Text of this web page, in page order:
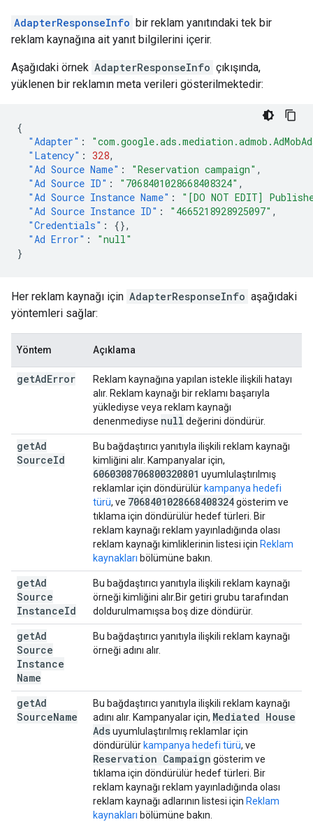
AdapterResponseInfo bir reklam yanıtındaki tek bir
reklam kaynağına ait yanıt bilgilerini içerir.
Aşağıdaki örnek AdapterResponseInfo çıkışında,
yüklenen bir reklamın meta verileri gösterilmektedir:
{
"Adapter" :
"Latency" : 328,
"Ad Source Name" : "Reservation campaign" ,
"Ad Source ID" : "7068401028668408324" ,
"Ad Source Instance Name" :
"[DO NOT EDIT]
"Ad Source Instance ID" : "4665218928925097" ,
"Credentials" :
{},
"Ad Error" :
"null"
}
Her reklam kaynağı için AdapterResponseInfo aşağıdaki
yöntemleri sağlar:
Yöntem Açıklama
getAdError
Reklam kaynağına yapılan istekle ilişkili hatayı
alır. Reklam kaynağı bir reklamı başarıyla
yüklediyse veya reklam kaynağı
denenmediyse null değerini döndürür.
getAd
SourceId
Bu bağdaştırıcı yanıtıyla ilişkili reklam kaynağı
kimliğini alır. Kampanyalar için,
6060308706800320801 uyumlulaştırılmış
reklamlar için döndürülür kampanya hedefi
türü, ve 7068401028668408324gösterim ve
tıklama için döndürülür hedef türleri. Bir
reklam kaynağı reklam yayınladığında olası
reklam kaynağı kimliklerinin listesi için Reklam
kaynakları bölümüne bakın.
getAd
Source
InstanceId
Bu bağdaştırıcı yanıtıyla ilişkili reklam kaynağı
örneği kimliğini alır.Bir getiri grubu tarafından
doldurulmamışsa boş dize döndürür.
getAd
Source
Instance
Name
Bu bağdaştırıcı yanıtıyla ilişkili reklam kaynağı
örneği adını alır.
getAd
SourceName
Bu bağdaştırıcı yanıtıyla ilişkili reklam kaynağı
adını alır. Kampanyalar için, Mediated House
Adsuyumlulaştırılmış reklamlar için
döndürülür kampanya hedefi türü, ve
Reservation Campaign gösterim ve
tıklama için döndürülür hedef türleri. Bir
reklam kaynağı reklam yayınladığında olası
reklam kaynağı adlarının listesi için Reklam
kaynakları bölümüne bakın.